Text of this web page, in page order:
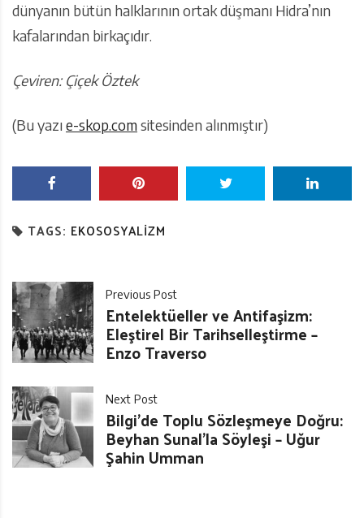
dünyanın bütün halklarının ortak düşmanı Hidra’nın
kafalarından birkaçıdır.
Çeviren: Çiçek Öztek
(Bu yazıe-skop.comsitesinden alınmıştır)
TAGS: EKOSOSYALIZM
Previous Post
Entelektüeller ve Antifaşizm:
Eleştirel Bir Tarihselleştirme –
Enzo Traverso
Next Post
Bilgi’de Toplu Sözleşmeye Doğru:
Beyhan Sunal’la Söyleşi – Uğur
Şahin Umman